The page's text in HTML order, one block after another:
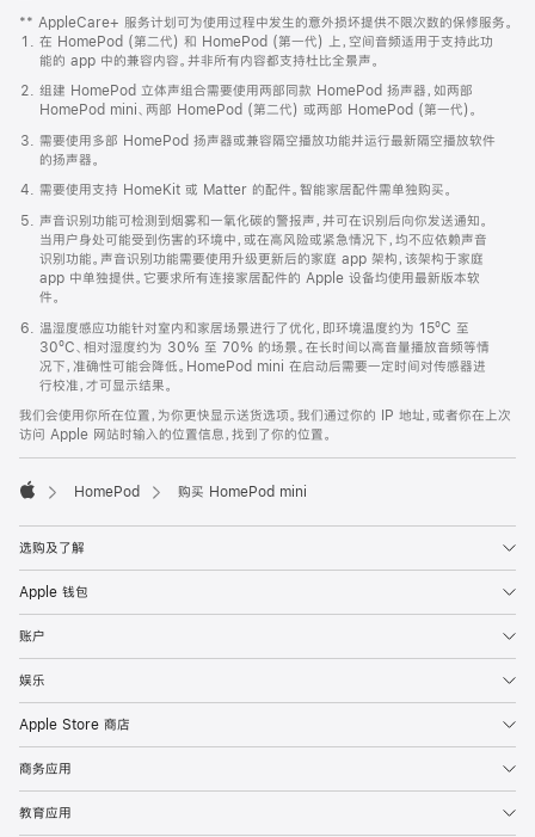
窗
口
中
打
开)
** AppleCare+ 服务计划可为使用过程中发生的意外损坏提供不限次数的保修服务。
在 HomePod (第二代) 和 HomePod (第一代) 上，空间音频适用于支持此功
能的 app 中的兼容内容。并非所有内容都支持杜比全景声。
组建 HomePod 立体声组合需要使用两部同款 HomePod 扬声器，如两部
HomePod mini、两部 HomePod (第二代) 或两部 HomePod (第一代)。
需要使用多部 HomePod 扬声器或兼容隔空播放功能并运行最新隔空播放软件
的扬声器。
需要使用支持 HomeKit 或 Matter 的配件。智能家居配件需单独购买。
声音识别功能可检测到烟雾和一氧化碳的警报声，并可在识别后向你发送通知。
当用户身处可能受到伤害的环境中，或在高风险或紧急情况下，均不应依赖声音
识别功能。声音识别功能需要使用升级更新后的家庭 app 架构，该架构于家庭
app 中单独提供。它要求所有连接家居配件的 Apple 设备均使用最新版本软
件。
温湿度感应功能针对室内和家居场景进行了优化，即环境温度约为 15ºC 至
30ºC、相对湿度约为 30% 至 70% 的场景。在长时间以高音量播放音频等情
况下，准确性可能会降低。HomePod mini 在启动后需要一定时间对传感器进
行校准，才可显示结果。
我们会使用你所在位置，为你更快显示送货选项。我们通过你的 IP 地址，或者你在上次
访问 Apple 网站时输入的位置信息，找到了你的位置。
HomePod 购买 HomePod mini
选购及了解
Apple 钱包
账户
娱乐
Apple Store 商店
商务应用
教育应用